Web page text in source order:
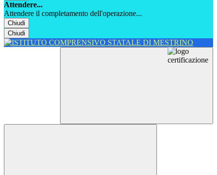
Attendere...
Attendere il completamento dell'operazione...
Chiudi
Chiudi